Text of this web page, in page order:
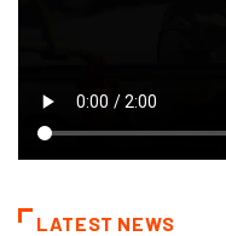
LATEST NEWS